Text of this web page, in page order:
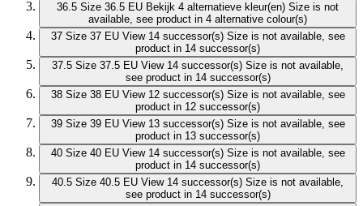
36.5 Size 36.5 EU Bekijk 4 alternatieve kleur(en) Size is not
available, see product in 4 alternative colour(s)
37 Size 37 EU View 14 successor(s) Size is not available, see
product in 14 successor(s)
37.5 Size 37.5 EU View 14 successor(s) Size is not available,
see product in 14 successor(s)
38 Size 38 EU View 12 successor(s) Size is not available, see
product in 12 successor(s)
39 Size 39 EU View 13 successor(s) Size is not available, see
product in 13 successor(s)
40 Size 40 EU View 14 successor(s) Size is not available, see
product in 14 successor(s)
40.5 Size 40.5 EU View 14 successor(s) Size is not available,
see product in 14 successor(s)